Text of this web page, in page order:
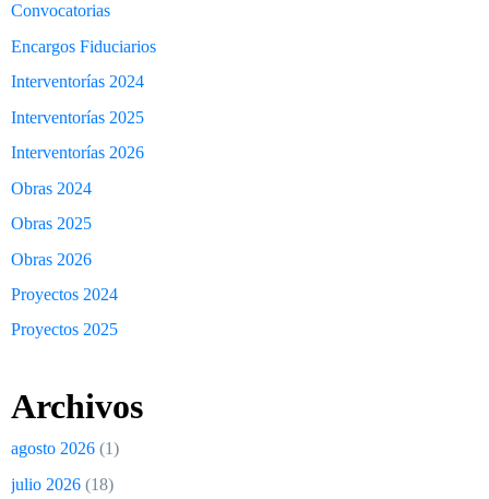
Convocatorias
Encargos Fiduciarios
Interventorías 2024
Interventorías 2025
Interventorías 2026
Obras 2024
Obras 2025
Obras 2026
Proyectos 2024
Proyectos 2025
Archivos
agosto 2026 (1)
julio 2026 (18)